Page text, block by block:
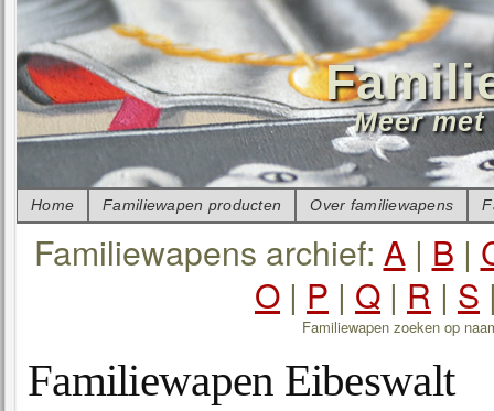
Familiewapens archief: A| B |
O | P | Q | R | S
Familiewapen zoeken op
Familiewapen Eibeswalt
Home Familiewapen producten Over familiewapens
Meer